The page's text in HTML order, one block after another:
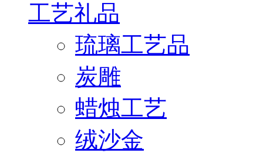
工艺礼品
琉璃工艺品
炭雕
蜡烛工艺
绒沙金